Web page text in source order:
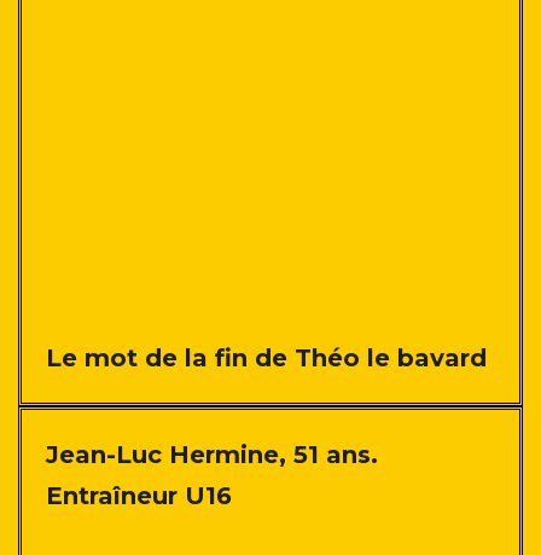
Le mot de la fin de Théo le bavard
Jean-Luc Hermine, 51 ans.
Entraîneur U16